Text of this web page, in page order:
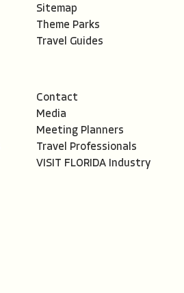
Sitemap
Theme Parks
Travel Guides
Contact
Media
Meeting Planners
Travel Professionals
VISIT FLORIDA Industry